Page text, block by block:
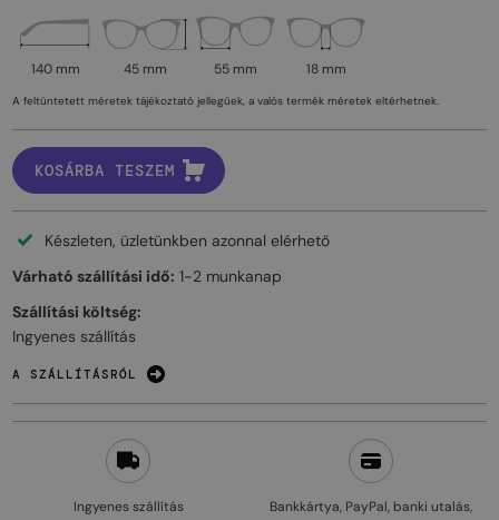
Ingyenes szállítás
Bankkártya, PayPal, banki utalás,
140 mm 45 mm 55 mm 18 mm
A feltüntetett méretek tájékoztató jellegűek, a valós termék méretek eltérhetnek.
KOSÁRBA TESZEM
Készleten, üzletünkben azonnal elérhető
Várható szállítási idő: 1-2 munkanap
Szállítási költség:
Ingyenes szállítás
A SZÁLLÍTÁSRÓL